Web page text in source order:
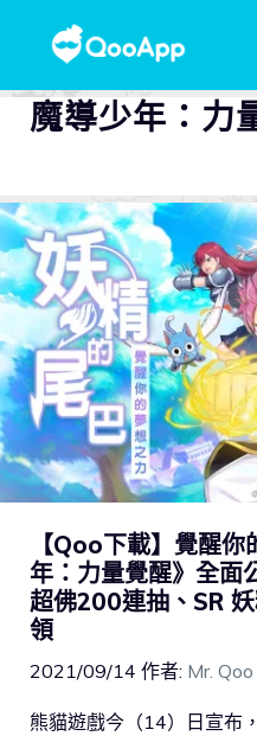
魔導少年：力
【Qoo下載】覺醒
年：力量覺醒》全
超佛200連抽、SR
領
2021/09/14 作者: Mr. Qoo
熊貓遊戲今（14）日宣布